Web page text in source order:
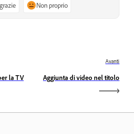
Non proprio
la TV
Avanti
Aggiunta di video nel titolo